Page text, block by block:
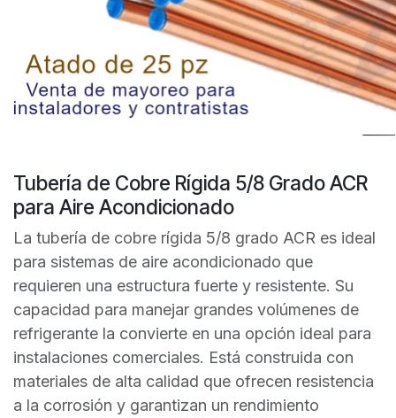
Tubería de Cobre Rígida 5/8 Grado ACR
para Aire Acondicionado
La tubería de cobre rígida 5/8 grado ACR es ideal
para sistemas de aire acondicionado que
requieren una estructura fuerte y resistente. Su
capacidad para manejar grandes volúmenes de
refrigerante la convierte en una opción ideal para
instalaciones comerciales. Está construida con
materiales de alta calidad que ofrecen resistencia
a la corrosión y garantizan un rendimiento